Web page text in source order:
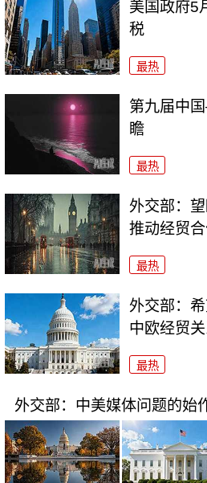
美国政府5
税
最热
第九届中
瞻
最热
外交部：
推动经贸
最热
外交部：
中欧经贸
最热
外交部：中美媒体问题的始